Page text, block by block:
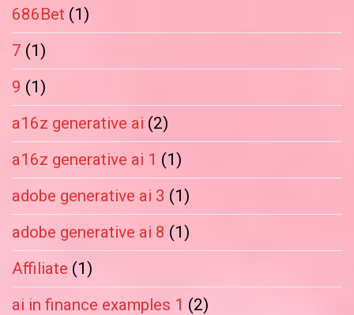
686Bet (1)
7 (1)
9 (1)
a16z generative ai (2)
a16z generative ai 1 (1)
adobe generative ai 3 (1)
adobe generative ai 8 (1)
Affiliate (1)
ai in finance examples 1 (2)